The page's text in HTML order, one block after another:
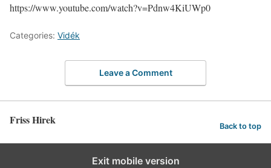
https://www.youtube.com/watch?v=Pdnw4KiUWp0
Categories: Vidék
Leave a Comment
Friss Hirek Back to top
Exit mobile version